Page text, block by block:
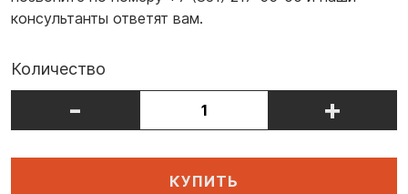
консультанты ответят вам.
Количество
- +
КУПИТЬ